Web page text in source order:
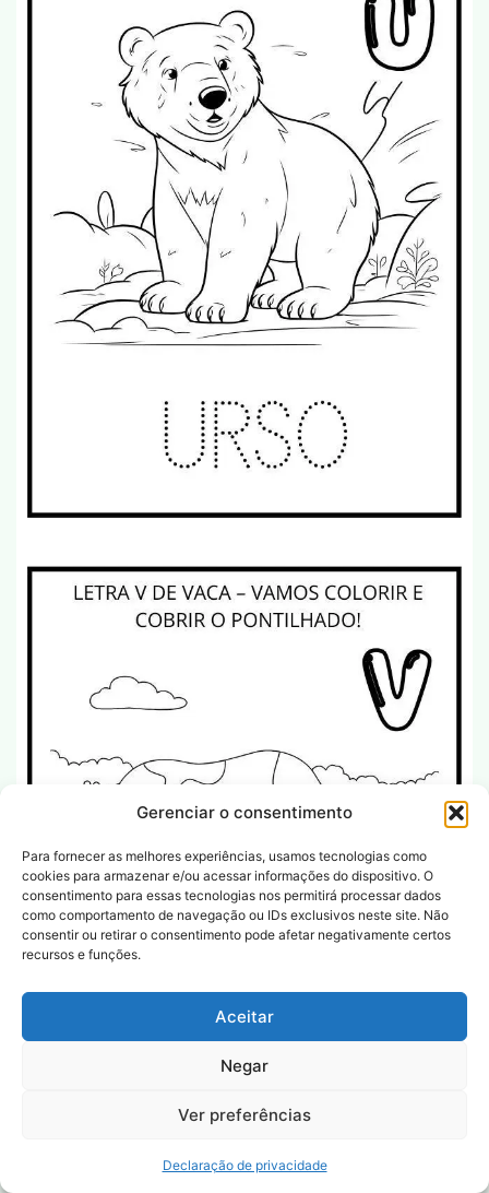
Gerenciar o consentimento
Para fornecer as melhores experiências, usamos tecnologias como
cookies para armazenar e/ou acessar informações do dispositivo. O
consentimento para essas tecnologias nos permitirá processar dados
como comportamento de navegação ou IDs exclusivos neste site. Não
consentir ou retirar o consentimento pode afetar negativamente certos
recursos e funções.
Aceitar
Negar
Ver preferências
Declaração de privacidade